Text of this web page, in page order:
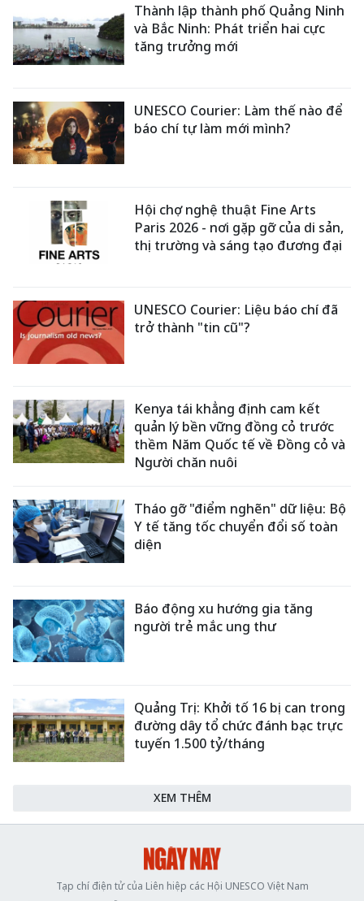
Thành lập thành phố Quảng Ninh
và Bắc Ninh: Phát triển hai cực
tăng trưởng mới
UNESCO Courier: Làm thế nào để
báo chí tự làm mới mình?
Hội chợ nghệ thuật Fine Arts
Paris 2026 - nơi gặp gỡ của di sản,
thị trường và sáng tạo đương đại
UNESCO Courier: Liệu báo chí đã
trở thành "tin cũ"?
Kenya tái khẳng định cam kết
quản lý bền vững đồng cỏ trước
thềm Năm Quốc tế về Đồng cỏ và
Người chăn nuôi
Tháo gỡ "điểm nghẽn" dữ liệu: Bộ
Y tế tăng tốc chuyển đổi số toàn
diện
Báo động xu hướng gia tăng
người trẻ mắc ung thư
Quảng Trị: Khởi tố 16 bị can trong
đường dây tổ chức đánh bạc trực
tuyến 1.500 tỷ/tháng
XEM THÊM
Tạp chí điện tử của Liên hiệp các Hội UNESCO Việt Nam